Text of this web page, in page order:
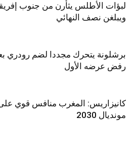
لبؤات الأطلس يثأرن من جنوب
ويبلغن نصف النهائي
برشلونة يتحرك مجددا لضم رودري
رفض عرضه الأول
كانيزاريس: المغرب منافس قوي
مونديال 2030